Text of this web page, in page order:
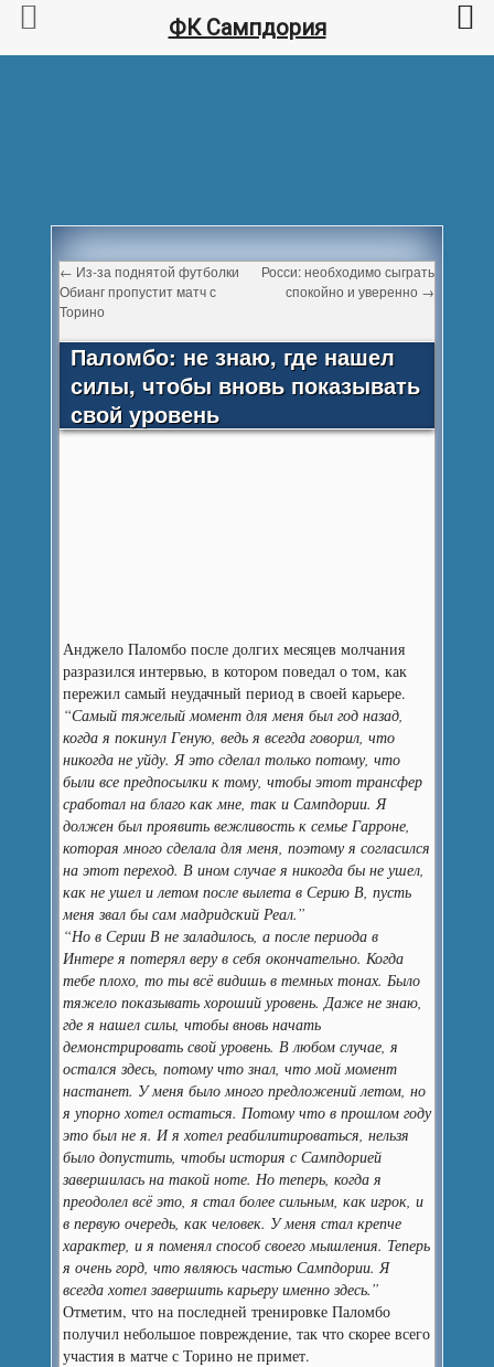
← Из-за поднятой футболки
Обианг пропустит матч с
Торино
Росси: необходимо сыграть
спокойно и уверенно →
Паломбо: не знаю, где нашел
силы, чтобы вновь показывать
свой уровень
Анджело Паломбо после долгих месяцев молчания
разразился интервью, в котором поведал о том, как
пережил самый неудачный период в своей карьере.
“Самый тяжелый момент для меня был год назад,
когда я покинул Геную, ведь я всегда говорил, что
никогда не уйду. Я это сделал только потому, что
были все предпосылки к тому, чтобы этот трансфер
сработал на благо как мне, так и Сампдории. Я
должен был проявить вежливость к семье Гарроне,
которая много сделала для меня, поэтому я согласился
на этот переход. В ином случае я никогда бы не ушел,
как не ушел и летом после вылета в Серию В, пусть
меня звал бы сам мадридский Реал.”
“Но в Серии В не заладилось, а после периода в
Интере я потерял веру в себя окончательно. Когда
тебе плохо, то ты всё видишь в темных тонах. Было
тяжело показывать хороший уровень. Даже не знаю,
где я нашел силы, чтобы вновь начать
демонстрировать свой уровень. В любом случае, я
остался здесь, потому что знал, что мой момент
настанет. У меня было много предложений летом, но
я упорно хотел остаться. Потому что в прошлом году
это был не я. И я хотел реабилитироваться, нельзя
было допустить, чтобы история с Сампдорией
завершилась на такой ноте. Но теперь, когда я
преодолел всё это, я стал более сильным, как игрок, и
в первую очередь, как человек. У меня стал крепче
характер, и я поменял способ своего мышления. Теперь
я очень горд, что являюсь частью Сампдории. Я
всегда хотел завершить карьеру именно здесь.”
Отметим, что на последней тренировке Паломбо
получил небольшое повреждение, так что скорее всего
участия в матче с Торино не примет.
ФК Сампдория